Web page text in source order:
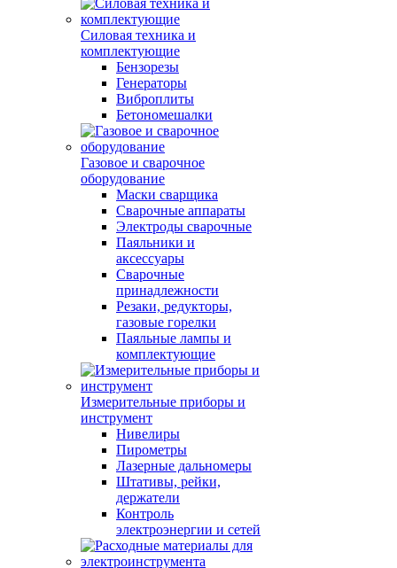
Силовая техника и
комплектующие
Бензорезы
Генераторы
Виброплиты
Бетономешалки
Газовое и сварочное
оборудование
Маски сварщика
Сварочные аппараты
Электроды сварочные
Паяльники и
аксессуары
Сварочные
принадлежности
Резаки, редукторы,
газовые горелки
Паяльные лампы и
комплектующие
Измерительные приборы и
инструмент
Нивелиры
Пирометры
Лазерные дальномеры
Штативы, рейки,
держатели
Контроль
электроэнергии и сетей